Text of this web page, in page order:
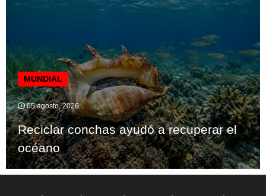
MUNDIAL
05 agosto, 2026
Reciclar conchas ayudó a recuperar el
océano